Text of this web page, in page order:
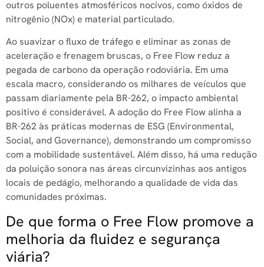
outros poluentes atmosféricos nocivos, como óxidos de
nitrogênio (NOx) e material particulado.
Ao suavizar o fluxo de tráfego e eliminar as zonas de
aceleração e frenagem bruscas, o Free Flow reduz a
pegada de carbono da operação rodoviária. Em uma
escala macro, considerando os milhares de veículos que
passam diariamente pela BR-262, o impacto ambiental
positivo é considerável. A adoção do Free Flow alinha a
BR-262 às práticas modernas de ESG (Environmental,
Social, and Governance), demonstrando um compromisso
com a mobilidade sustentável. Além disso, há uma redução
da poluição sonora nas áreas circunvizinhas aos antigos
locais de pedágio, melhorando a qualidade de vida das
comunidades próximas.
De que forma o Free Flow promove a
melhoria da fluidez e segurança
viária?